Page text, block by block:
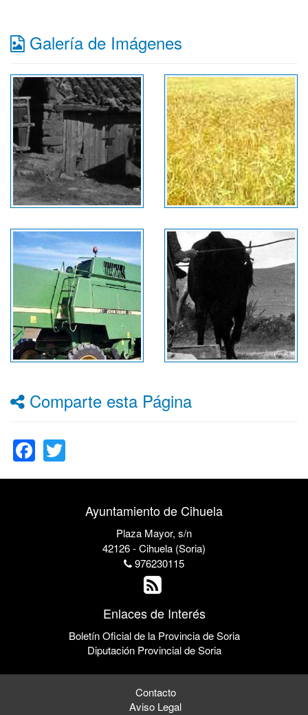
Galería de Imágenes
Comparte esta Página
Facebook
Ayuntamiento de Cihuela
Plaza Mayor, s/n
42126 - Cihuela (Soria)
976230115
Enlaces de Interés
Boletín Oficial de la Provincia de Soria
Diputación Provincial de Soria
Contacto
Aviso Legal